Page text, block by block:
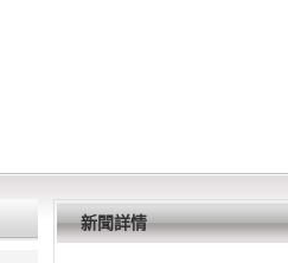
新聞詳情